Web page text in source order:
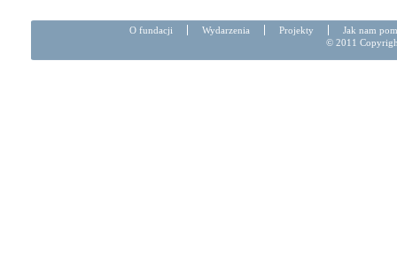
O fundacji Wydarzenia Projekty
Jak nam
© 2011